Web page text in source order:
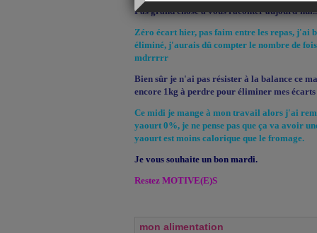
Pas grand chose à vous raconter
Zéro écart hier, pas faim entre les repas, j'ai
éliminé, j'aurais dû compter le nombre de
mdrrrrr
Bien sûr je n'ai pas résister à la balance ce
encore 1kg à perdre pour éliminer mes écarts
Ce midi je mange à mon travail alors j'ai
yaourt 0%, je ne pense pas que ça va avoir
yaourt est moins calorique que le fromage.
Je vous souhaite un bon mardi.
Restez MOTIVE(E)S
mon alimentation